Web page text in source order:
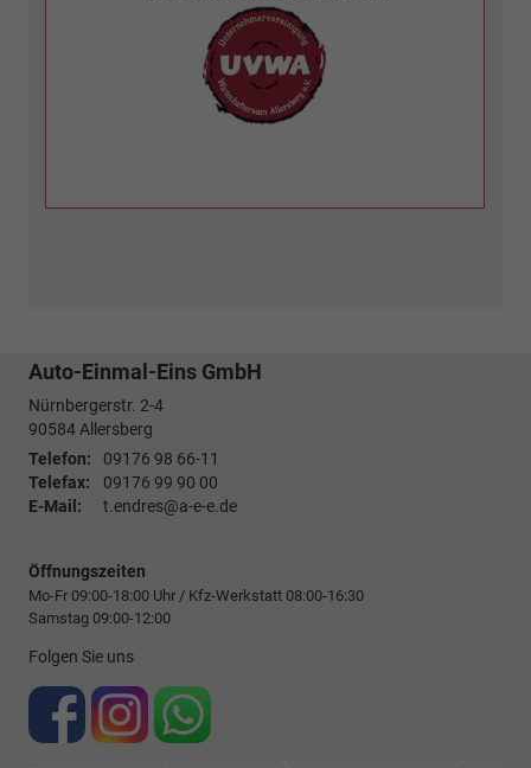
Auto-Einmal-Eins GmbH
Nürnbergerstr. 2-4
90584Allersberg
Telefon:
09176 98 66-11
Telefax:
09176 99 90 00
E-Mail:
t.endres@a-e-e.de
Öffnungszeiten
Mo-Fr 09:00-18:00 Uhr / Kfz-Werkstatt 08:00-16:30
Samstag 09:00-12:00
Folgen Sie uns